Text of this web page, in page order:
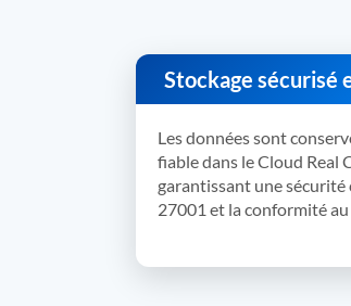
Stockage sécurisé
Les données sont
fiable dans le Cloud Real
garantissant une sécurité
27001 et la conformité au